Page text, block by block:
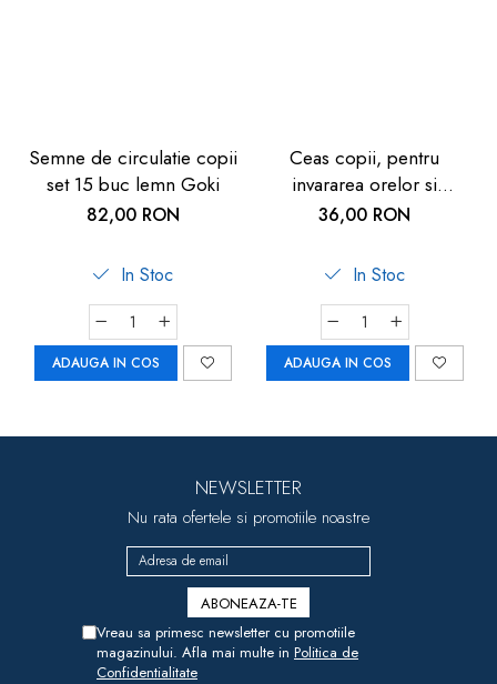
Semne de circulatie copii
set 15 buc lemn Goki
82,00 RON
In Stoc
ADAUGA IN COS
Ceas copii, pentru
invararea orelor si
minutelor, de lemn, 5
36,00 RON
In Stoc
ADAUGA IN COS
NEWSLETTER
Nu rata ofertele si promotiile noastre
Vreau sa primesc newsletter cu promotiile
magazinului. Afla mai multe in Politica de
Confidentialitate